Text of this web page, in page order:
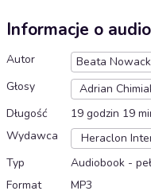
Informacje o
Autor Beata
Głosy
Adrian
Długość
19 godzin 19
Wydawca
Heraclon
Typ
Audiobook -
Format
MP3